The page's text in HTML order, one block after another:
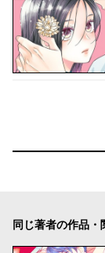
同じ著者の作品・